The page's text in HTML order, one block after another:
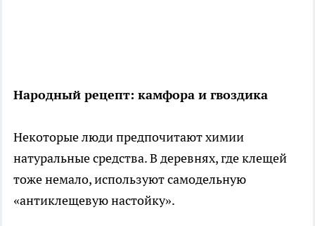
Народный рецепт: камфора и гвоздика
Некоторые люди предпочитают химии
натуральные средства. В деревнях, где клещей
тоже немало, используют самодельную
«антиклещевую настойку».